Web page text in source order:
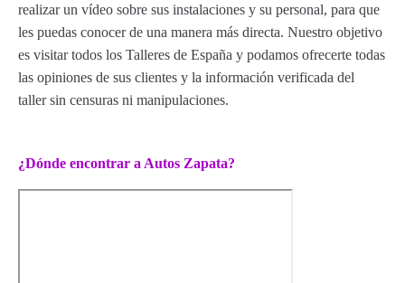
realizar un vídeo sobre sus instalaciones y su personal, para que
les puedas conocer de una manera más directa. Nuestro objetivo
es visitar todos los Talleres de España y podamos ofrecerte todas
las opiniones de sus clientes y la información verificada del
taller sin censuras ni manipulaciones.
¿Dónde encontrar a Autos Zapata?